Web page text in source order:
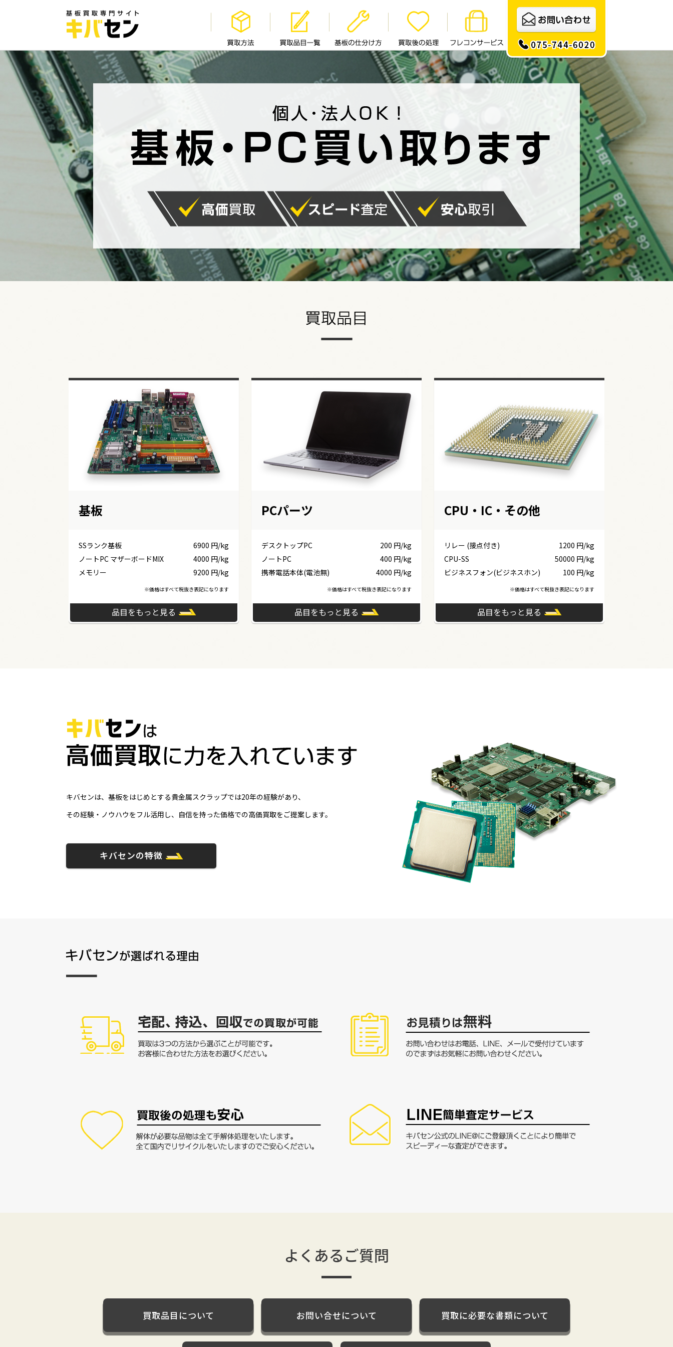
基板
SSランク基板
6900 円/kg
ノートPC マザーボードMIX
4000 円/kg
メモリー
9200 円/kg
※価格はすべて税抜き表記になります
品目をもっと見る
PCパーツ
デスクトップPC
200 円/kg
ノートPC
400 円/kg
携帯電話本体(電池無)
4000 円/kg
※価格はすべて税抜き表記になります
品目をもっと見る
CPU・IC・その他
リレー (接点付き)
1200 円/kg
CPU-SS
50000 円/kg
ビジネスフォン(ビジネスホン)
100 円/kg
※価格はすべて税抜き表記になります
品目をもっと見る
キバセンは、基板をはじめとする貴金属スクラップでは20年の経験があり、
その経験・ノウハウをフル活用し、自信を持った価格での高価買取をご提案します。
キバセンの特徴
よくあるご質問
買取品目について お問い合せについて 買取に必要な書類について